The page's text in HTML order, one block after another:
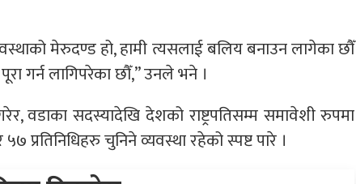
मेरुदण्ड हो, हामी त्यसलाई बलिय बनाउन लागेका छौँ
गर्न लागिपरेका छौँ,” उनले भने ।
वडाका सदस्यादेखि देशको राष्ट्रपतिसम्म समावेशी रुपमा
प्रतिनिधिहरु चुनिने व्यवस्था रहेको स्पष्ट पारे ।